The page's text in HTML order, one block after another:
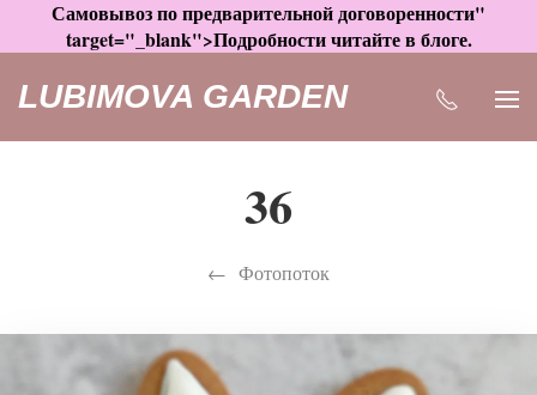
Самовывоз по предварительной договоренности"
target="_blank">Подробности читайте в блоге.
LUBIMOVA GARDEN
36
Фотопоток